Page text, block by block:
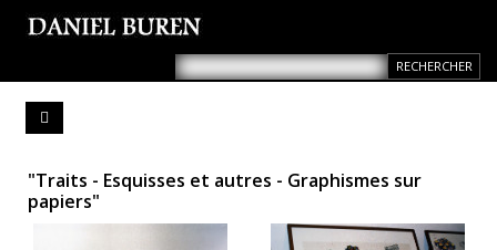
"Traits - Esquisses et autres - Graphismes sur
papiers"